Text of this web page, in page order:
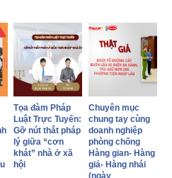
Tọa đàm Pháp
Luật Trực Tuyến:
Gỡ nút thắt pháp
lý giữa “cơn
khát” nhà ở xã
hội
Chuyên mục
chung tay cùng
doanh nghiệp
phòng chống
Hàng gian- Hàng
giả- Hàng nhái
(ngày